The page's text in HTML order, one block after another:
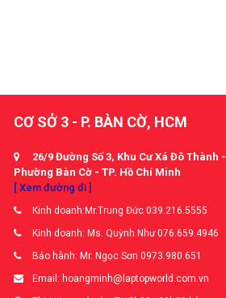
CƠ SỞ 3 - P. BÀN CỜ, HCM
26/9 Đường Số 3, Khu Cư Xá Đô Thành -
Phường Bàn Cờ - TP. Hồ Chí Minh
[ Xem đường đi ]
Kinh doanh:Mr.Trung Đức 039.216.5555
Kinh doanh: Ms. Quỳnh Như 076.659.4946
Bảo hành: Mr. Ngọc Sơn 0973.980.651
Email: hoangminh@laptopworld.com.vn